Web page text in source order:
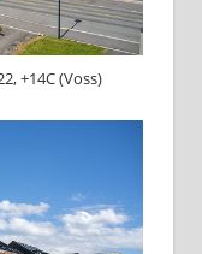
+14C (Voss)